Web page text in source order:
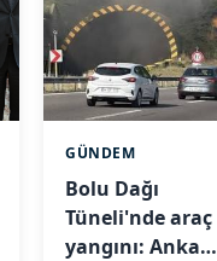
GÜNDEM
Bolu Dağı
Tüneli'nde araç
yangını: Ankara